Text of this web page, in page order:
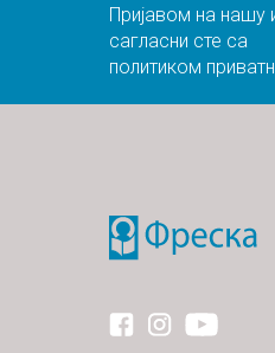
Пријавом на нашу
сагласни сте са
политиком